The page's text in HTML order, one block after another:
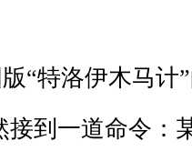
“特洛伊木马计”
接到一道命令：